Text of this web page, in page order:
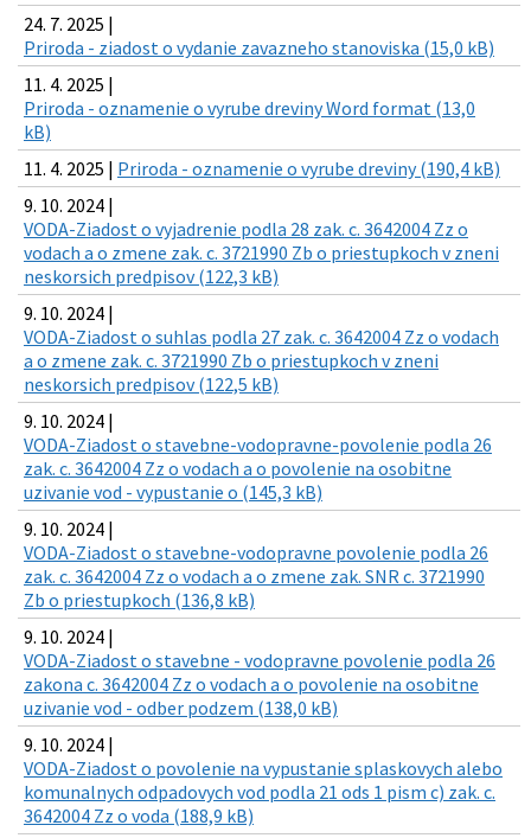
24. 7. 2025 |
Priroda - ziadost o vydanie zavazneho stanoviska (15,0 kB)
11. 4. 2025 |
Priroda - oznamenie o vyrube dreviny Word format (13,0
kB)
11. 4. 2025 | Priroda - oznamenie o vyrube dreviny (190,4 kB)
9. 10. 2024 |
VODA-Ziadost o vyjadrenie podla 28 zak. c. 3642004 Zz o
vodach a o zmene zak. c. 3721990 Zb o priestupkoch v zneni
neskorsich predpisov (122,3 kB)
9. 10. 2024 |
VODA-Ziadost o suhlas podla 27 zak. c. 3642004 Zz o vodach
a o zmene zak. c. 3721990 Zb o priestupkoch v zneni
neskorsich predpisov (122,5 kB)
9. 10. 2024 |
VODA-Ziadost o stavebne-vodopravne-povolenie podla 26
zak. c. 3642004 Zz o vodach a o povolenie na osobitne
uzivanie vod - vypustanie o (145,3 kB)
9. 10. 2024 |
VODA-Ziadost o stavebne-vodopravne povolenie podla 26
zak. c. 3642004 Zz o vodach a o zmene zak. SNR c. 3721990
Zb o priestupkoch (136,8 kB)
9. 10. 2024 |
VODA-Ziadost o stavebne - vodopravne povolenie podla 26
zakona c. 3642004 Zz o vodach a o povolenie na osobitne
uzivanie vod - odber podzem (138,0 kB)
9. 10. 2024 |
VODA-Ziadost o povolenie na vypustanie splaskovych alebo
komunalnych odpadovych vod podla 21 ods 1 pism c) zak. c.
3642004 Zz o voda (188,9 kB)